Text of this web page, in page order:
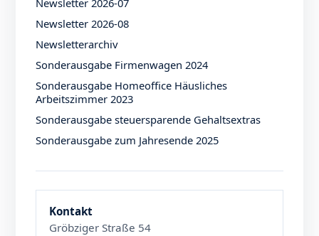
Newsletter 2026-07
Newsletter 2026-08
Newsletterarchiv
Sonderausgabe Firmenwagen 2024
Sonderausgabe Homeoffice Häusliches
Arbeitszimmer 2023
Sonderausgabe steuersparende Gehaltsextras
Sonderausgabe zum Jahresende 2025
Kontakt
Gröbziger Straße 54